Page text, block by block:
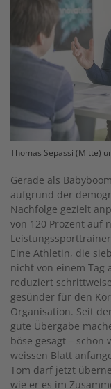
Thomas Sepassi (Mitte)
Gerade als
aufgrund der
Nachfolge gezielt
von 120 Prozent auf
Eine Athletin, die
nicht von einem Tag
reduziert
gesünder für den
Organisation. Seit
gute Übergabe
böse gesagt – schon
weissen Blatt
Tom darf jetzt
wie er es im